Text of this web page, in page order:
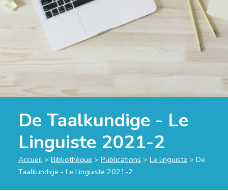
De Taalkundige - Le
Linguiste 2021-2
Accueil > Bibliothèque > Publications > Le linguiste > De
Taalkundige - Le Linguiste 2021-2